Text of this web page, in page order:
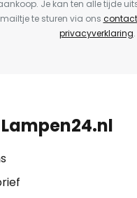
Je kan ten alle tijde
te sturen via ons
privacyverklaring.